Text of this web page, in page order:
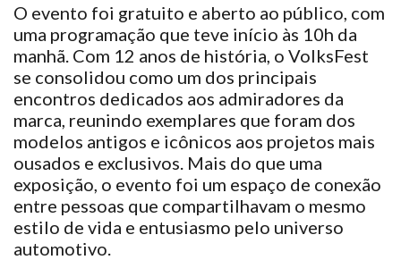
O evento foi gratuito e aberto ao público, com
uma programação que teve início às 10h da
manhã. Com 12 anos de história, o VolksFest
se consolidou como um dos principais
encontros dedicados aos admiradores da
marca, reunindo exemplares que foram dos
modelos antigos e icônicos aos projetos mais
ousados e exclusivos. Mais do que uma
exposição, o evento foi um espaço de conexão
entre pessoas que compartilhavam o mesmo
estilo de vida e entusiasmo pelo universo
automotivo.